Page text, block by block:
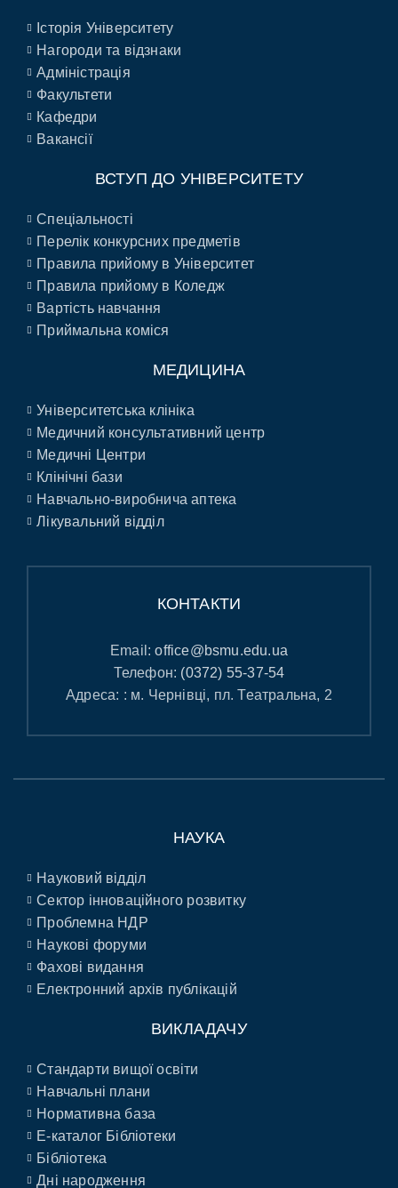
Історія Університету
Нагороди та відзнаки
Адміністрація
Факультети
Кафедри
Вакансії
ВСТУП ДО УНІВЕРСИТЕТУ
Спеціальності
Перелік конкурсних предметів
Правила прийому в Університет
Правила прийому в Коледж
Вартість навчання
Приймальна коміся
МЕДИЦИНА
Університетська клініка
Медичний консультативний центр
Медичні Центри
Клінічні бази
Навчально-виробнича аптека
Лікувальний відділ
КОНТАКТИ
Email:office@bsmu.edu.ua
Телефон: (0372) 55-37-54
Адреса: : м. Чернівці, пл. Театральна, 2
НАУКА
Науковий відділ
Сектор інноваційного розвитку
Проблемна НДР
Наукові форуми
Фахові видання
Електронний архів публікацій
ВИКЛАДАЧУ
Стандарти вищої освіти
Навчальні плани
Нормативна база
E-каталог Бібліотеки
Бібліотека
Дні народження